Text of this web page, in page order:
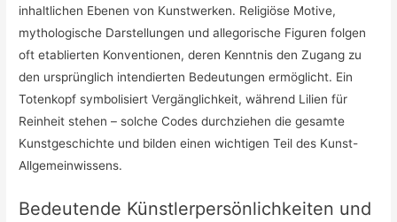
inhaltlichen Ebenen von Kunstwerken. Religiöse Motive,
mythologische Darstellungen und allegorische Figuren folgen
oft etablierten Konventionen, deren Kenntnis den Zugang zu
den ursprünglich intendierten Bedeutungen ermöglicht. Ein
Totenkopf symbolisiert Vergänglichkeit, während Lilien für
Reinheit stehen – solche Codes durchziehen die gesamte
Kunstgeschichte und bilden einen wichtigen Teil des Kunst-
Allgemeinwissens.
Bedeutende Künstlerpersönlichkeiten und